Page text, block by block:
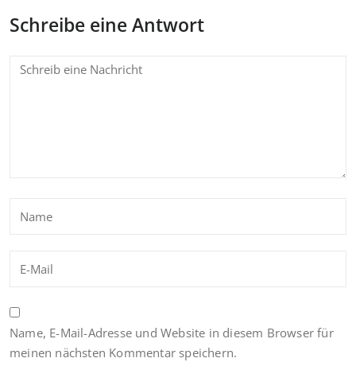
Schreibe eine Antwort
Name, E-Mail-Adresse und Website in diesem Browser für
meinen nächsten Kommentar speichern.